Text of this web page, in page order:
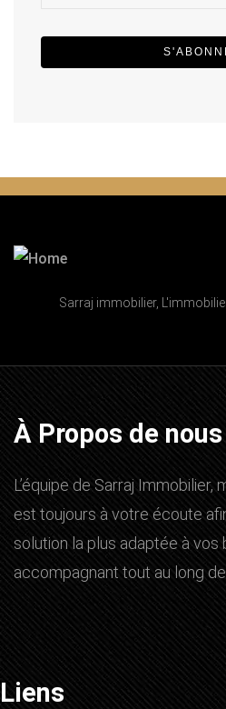
Sarraj immobilier,
À Propos de nous
L’équipe de Sarraj
est toujours à votre écoute
solution la plus adaptée à vos
accompagnant tout au long
Liens